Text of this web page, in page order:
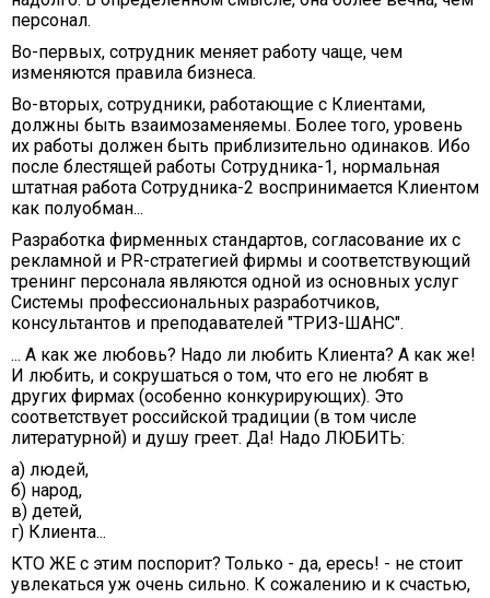
персонал.
Во-первых, сотрудник меняет работу чаще, чем
изменяются правила бизнеса.
Во-вторых, сотрудники, работающие с Клиентами,
должны быть взаимозаменяемы. Более того, уровень
их работы должен быть приблизительно одинаков. Ибо
после блестящей работы Сотрудника-1, нормальная
штатная работа Сотрудника-2 воспринимается Клиентом
как полуобман...
Разработка фирменных стандартов, согласование их с
рекламной и PR-стратегией фирмы и соответствующий
тренинг персонала являются одной из основных услуг
Системы профессиональных разработчиков,
консультантов и преподавателей "ТРИЗ-ШАНС".
... А как же любовь? Надо ли любить Клиента? А как же!
И любить, и сокрушаться о том, что его не любят в
других фирмах (особенно конкурирующих). Это
соответствует российской традиции (в том числе
литературной) и душу греет. Да! Надо ЛЮБИТЬ:
а) людей,
б) народ,
в) детей,
г) Клиента...
КТО ЖЕ с этим поспорит? Только - да, ересь! - не стоит
увлекаться уж очень сильно. К сожалению и к счастью,